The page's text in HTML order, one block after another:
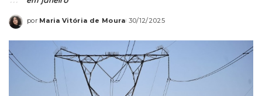
por Maria Vitória de Moura 30/12/2025